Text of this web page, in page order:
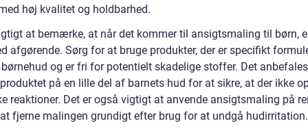
høj kvalitet og holdbarhed.
at bemærke, at når det kommer til ansigtsmaling til børn,
afgørende. Sørg for at bruge produkter, der er specifikt
og er fri for potentielt skadelige stoffer. Det
på en lille del af barnets hud for at sikre, at der ikke
reaktioner. Det er også vigtigt at anvende ansigtsmaling på
fjerne malingen grundigt efter brug for at undgå hudirritation.